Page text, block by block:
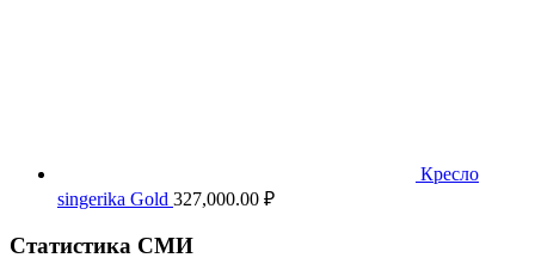
Кресло
singerika Gold 327,000.00 ₽
Статистика СМИ